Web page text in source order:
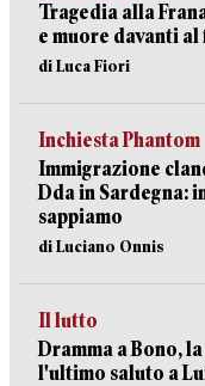
Tragedia alla
e muore davanti
di Luca Fiori
Inchiesta Phantom
Immigrazione
Dda in Sardegna:
sappiamo
di Luciano Onnis
Il lutto
Dramma a Bono,
l'ultimo saluto a